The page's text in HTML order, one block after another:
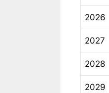
2026
2027
2028
2029